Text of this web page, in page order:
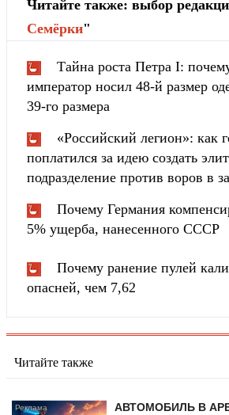
Читайте также: выбор
Cемёрки"
Тайна роста Петра I:
император носил 48-й размер
39-го размера
«Российский легион»: как
поплатился за идею создать
подразделение против воров в
Почему Германия
5% ущерба, нанесенного СССР
Почему ранение пулей
опасней, чем 7,62
Читайте также
АВТОМОБИЛЬ В